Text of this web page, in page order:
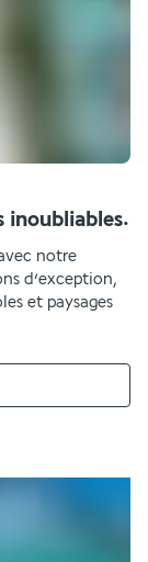
inoubliables.
notre
d’exception,
et paysages